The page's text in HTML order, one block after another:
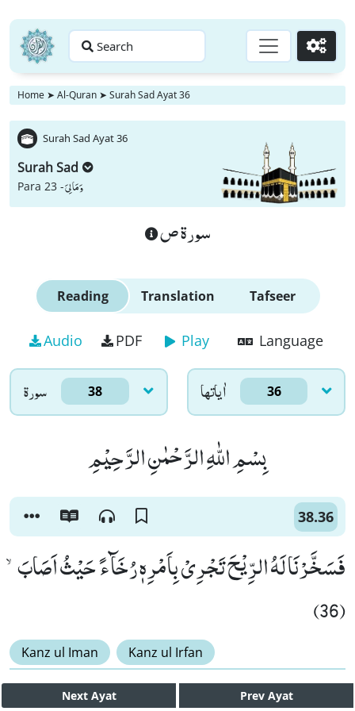
Search Go
Home ➤ Al-Quran ➤ Surah Sad Ayat 36
Surah Sad Ayat 36
Surah Sad
Para 23 -وَ مَا لِیَ
سورة ص
Reading Translation Tafseer
Audio PDF Play Language
سورۃ 38 اٰياتها 36
بِسْمِ اللّٰهِ الرَّحْمٰنِ الرَّحِیْمِ
38.36
فَسَخَّرْنَا لَهُ الرِّیْحَ تَجْرِیْ بِاَمْرِهٖ رُخَآءً حَیْثُ اَصَابَۙ
(36)
Kanz ul Iman Kanz ul Irfan
Next Ayat Prev Ayat